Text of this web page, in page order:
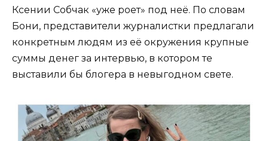
Ксении Собчак «уже роет» под неё. По словам
Бони, представители журналистки предлагали
конкретным людям из её окружения крупные
суммы денег за интервью, в котором те
выставили бы блогера в невыгодном свете.